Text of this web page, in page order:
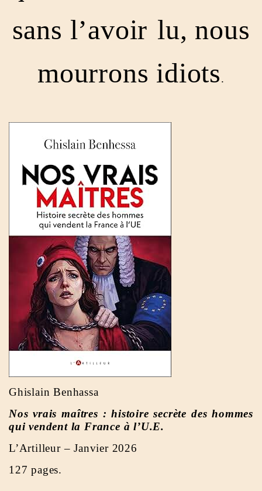
sans l’avoir lu, nous
mourrons idiots.
Ghislain Benhassa
Nos vrais maîtres : histoire secrète des hommes
qui vendent la France à l’U.E.
L’Artilleur – Janvier 2026
127 pages.